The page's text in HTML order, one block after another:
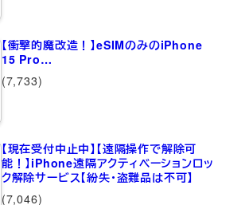
【衝撃的魔改造！】eSIMのみのiPhone
15 Pro…
(7,733)
【現在受付中止中】【遠隔操作で解除可
能！】iPhone遠隔アクティベーションロッ
ク解除サービス【紛失・盗難品は不可】
(7,046)